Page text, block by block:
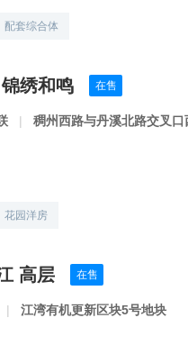
配套综合体
绣和鸣 在售
| 稠州西路与丹溪北路交叉口
花园洋房
高层 在售
| 江湾有机更新区块5号地块